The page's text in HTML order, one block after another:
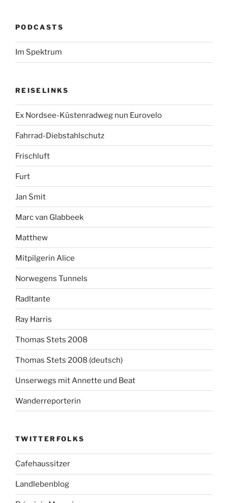
PODCASTS
Im Spektrum
REISELINKS
Ex Nordsee-Küstenradweg nun Eurovelo
Fahrrad-Diebstahlschutz
Frischluft
Furt
Jan Smit
Marc van Glabbeek
Matthew
Mitpilgerin Alice
Norwegens Tunnels
Radltante
Ray Harris
Thomas Stets 2008
Thomas Stets 2008 (deutsch)
Unserwegs mit Annette und Beat
Wanderreporterin
TWITTERFOLKS
Cafehaussitzer
Landlebenblog